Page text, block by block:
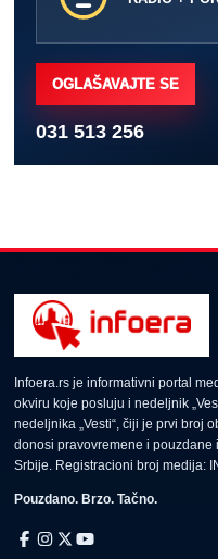
OGLAŠAVAJTE SE
031 513 256
Infoera.rs je informativni portal
okviru koje posluju i nedeljnik
nedeljnika „Vesti“, čiji je prvi broj
donosi pravovremene i pouzdane
Srbije. Registracioni broj medija:
Pouzdano. Brzo. Tačno.